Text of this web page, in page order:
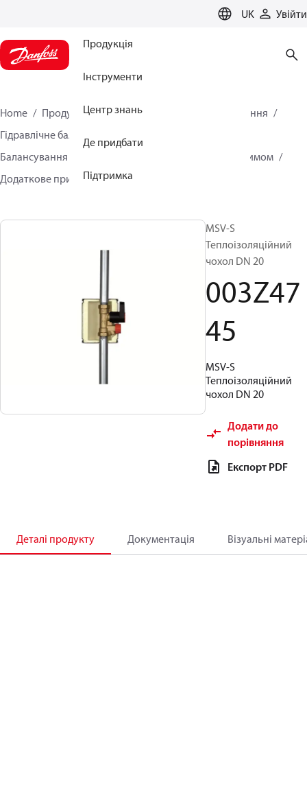
UK Увійти
Продукція
Інструменти
Центр знань
Де придбати
Підтримка
Home Продукція
Кліматичні рішення для опалення
Гідравлічне балансування та регулювання
Балансування систем з постійним гідравлічним режимом
Додаткове приладдя
003Z4745
MSV-S
Теплоізоляційний
чохол DN 20
003Z47
45
MSV-S
Теплоізоляційний
чохол DN 20
Додати до
порівняння
Експорт PDF
Деталі продукту Документація Візуальні